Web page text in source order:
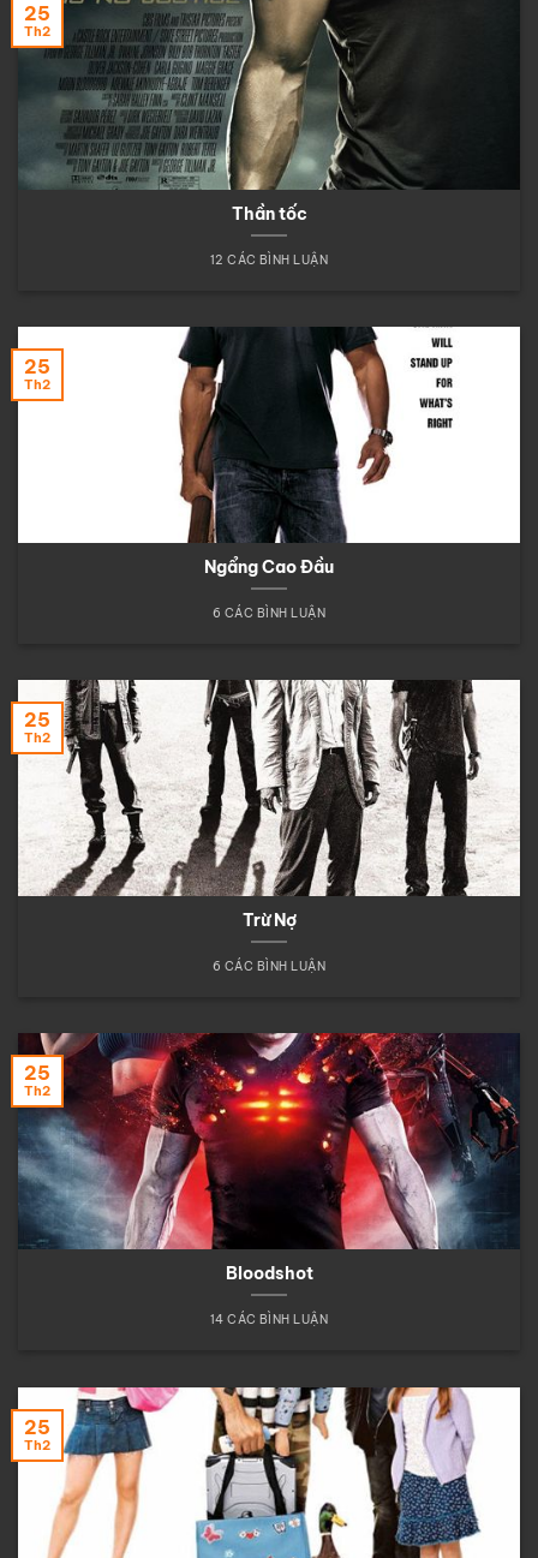
Thần tốc
12 CÁC BÌNH LUẬN
25
Th2
Ngẩng Cao Đầu
6 CÁC BÌNH LUẬN
25
Th2
Trừ Nợ
6 CÁC BÌNH LUẬN
25
Th2
Bloodshot
14 CÁC BÌNH LUẬN
25
Th2
25
Th2